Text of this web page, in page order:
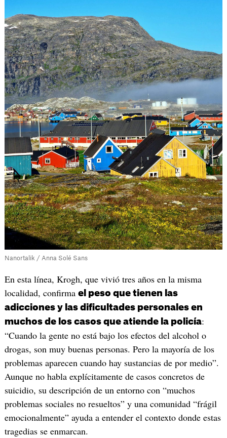
Nanortalik / Anna Solé Sans
En esta línea, Krogh, que vivió tres años en la misma
localidad, confirma el peso que tienen las
adicciones y las dificultades personales en
muchos de los casos que atiende la policía:
“Cuando la gente no está bajo los efectos del alcohol o
drogas, son muy buenas personas. Pero la mayoría de los
problemas aparecen cuando hay sustancias de por medio”.
Aunque no habla explícitamente de casos concretos de
suicidio, su descripción de un entorno con “muchos
problemas sociales no resueltos” y una comunidad “frágil
emocionalmente” ayuda a entender el contexto donde estas
tragedias se enmarcan.